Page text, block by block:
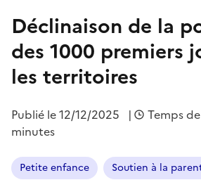
Déclinaison de la
des 1000 premiers
les territoires
Publié le12/12/2025 |
Temps
minutes
Petite enfance Soutien à la